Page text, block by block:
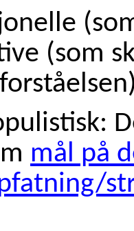
(som
mål på